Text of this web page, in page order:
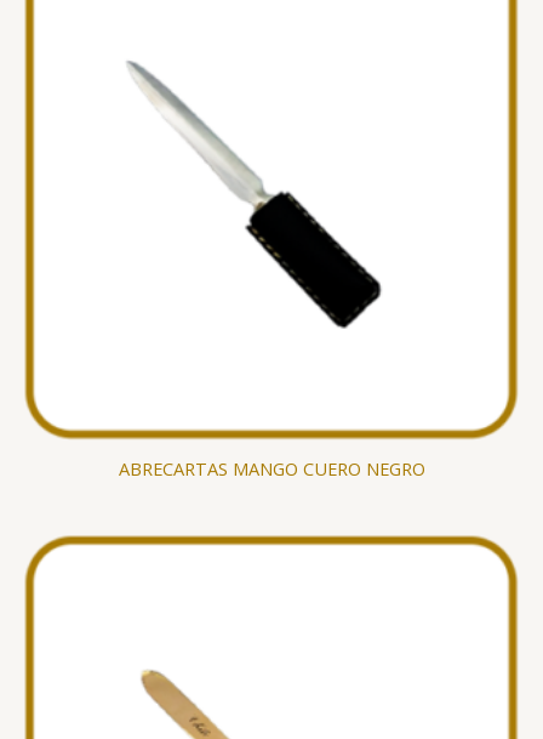
ABRECARTAS MANGO CUERO NEGRO